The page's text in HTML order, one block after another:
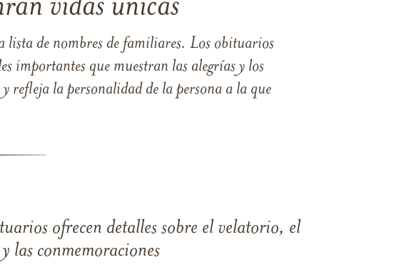
vidas únicas
lista de nombres de familiares. Los obituarios
importantes que muestran las alegrías y los
la personalidad de la persona a la que
ofrecen detalles sobre el velatorio, el
las conmemoraciones